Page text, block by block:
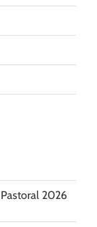
2026